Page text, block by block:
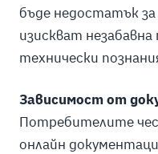
бъде недостатък
изискват
технически
Зависимост от
Потребителите
онлайн